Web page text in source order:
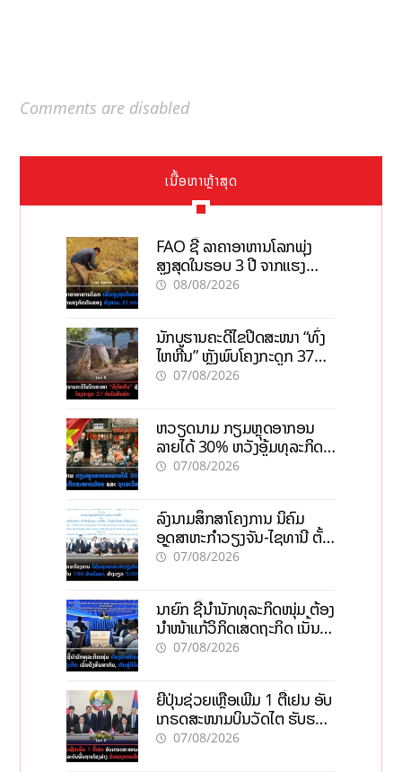
Comments are disabled
ເນື້ອຫາຫຼ້າສຸດ
FAO ຊີ້ ລາຄາອາຫານໂລກພຸ່ງ
ສູງສຸດໃນຮອບ 3 ປີ ຈາກແຮງ
ກົດດັນຂອງສົງຄາມ, El nino
08/08/2026
ນັກບູຮານຄະດີໄຂປິດສະໜາ “ທົ່ງ
ໄຫຫີນ” ຫຼັງພົບໂຄງກະດູກ 37
ຄົນໃນຫີນຍັກ
07/08/2026
ຫວຽດນາມ ກຽມຫຼຸດອາກອນ
ລາຍໄດ້ 30% ຫວັງອູ້ມທຸລະກິດ
ຂະໜາດນ້ອຍ ແລະ ຈຸນລະ
07/08/2026
ລົງນາມສຶກສາໂຄງການ ນິຄົມ
ອຸດສາຫະກຳວຽງຈັນ-ໄຊທານີ ຕັ້ງ
ເປົ້າດຶງທຶນ 150 ລ້ານໂດລາ, ສ້າງ
07/08/2026
ນາຍົກ ຊີ້ນຳນັກທຸລະກິດໜຸ່ມ ຕ້ອງ
ນຳໜ້າແກ້ວິກິດເສດຖະກິດ ເນັ້ນດຶງ
ທຶນສາກົນ, ຫັນສູ່ດິຈິຕອນ
07/08/2026
ຍີ່ປຸ່ນຊ່ວຍເຫຼືອເພີ່ມ 1 ຕື້ເຢນ ອັບ
ເກຣດສະໜາມບິນວັດໄຕ ຮັບຮອງ
ການເຕີບໂຕ
07/08/2026